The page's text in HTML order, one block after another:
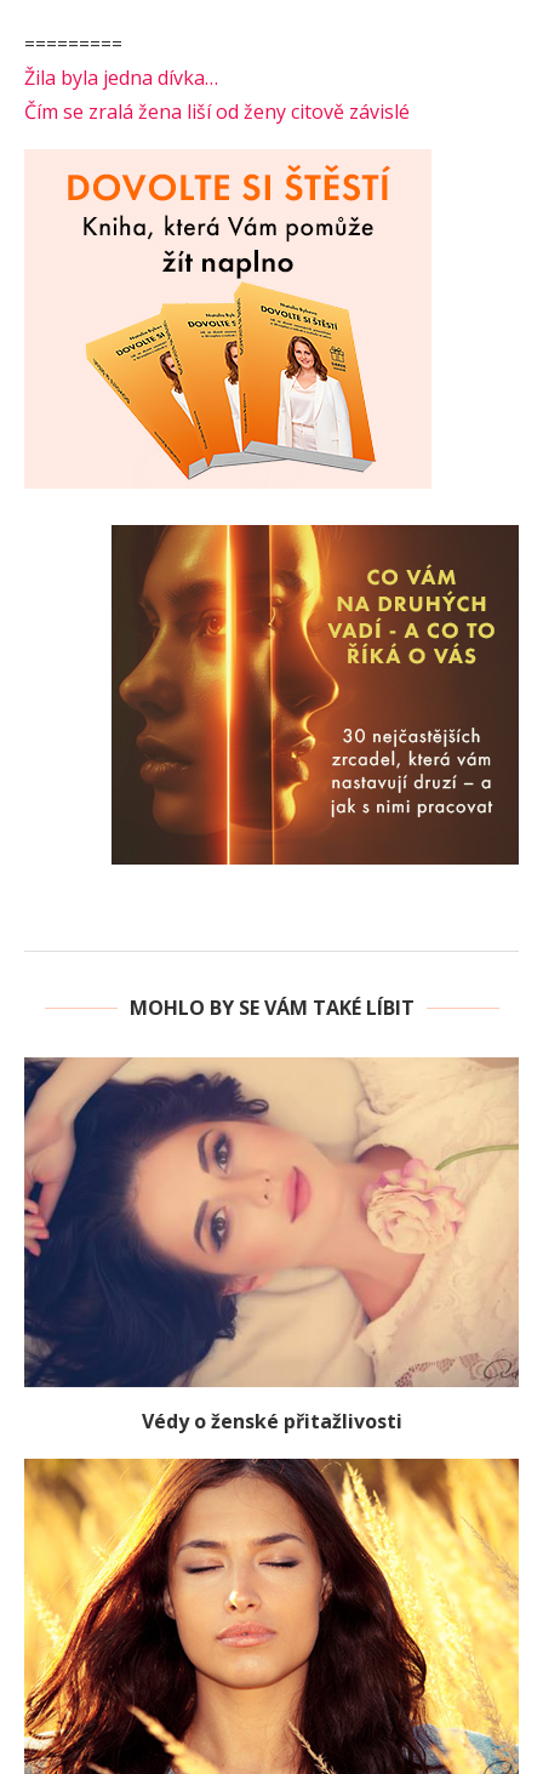
=========
Žila byla jedna dívka…
Čím se zralá žena liší od ženy citově závislé
MOHLO BY SE VÁM TAKÉ LÍBIT
Védy o ženské přitažlivosti